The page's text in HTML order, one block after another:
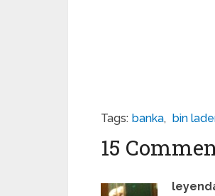
Tags: banka, bin
15